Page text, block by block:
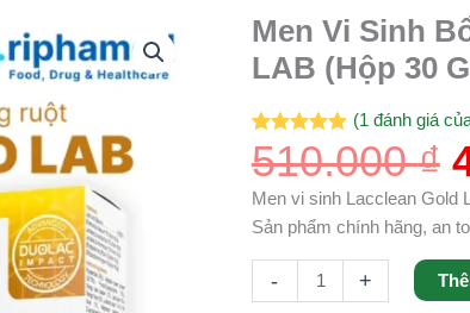
Men Vi Sinh
LAB (Hộp 30
5.00trên 5
dựa trên
1
(1 đánh giá
510.000₫
Men vi sinh Lacclean Gold
Sản phẩm chính hãng, an
-
Men
Vi
Sinh
Bổ
Lợi
Khuẩn
Lacclean
LAB
+